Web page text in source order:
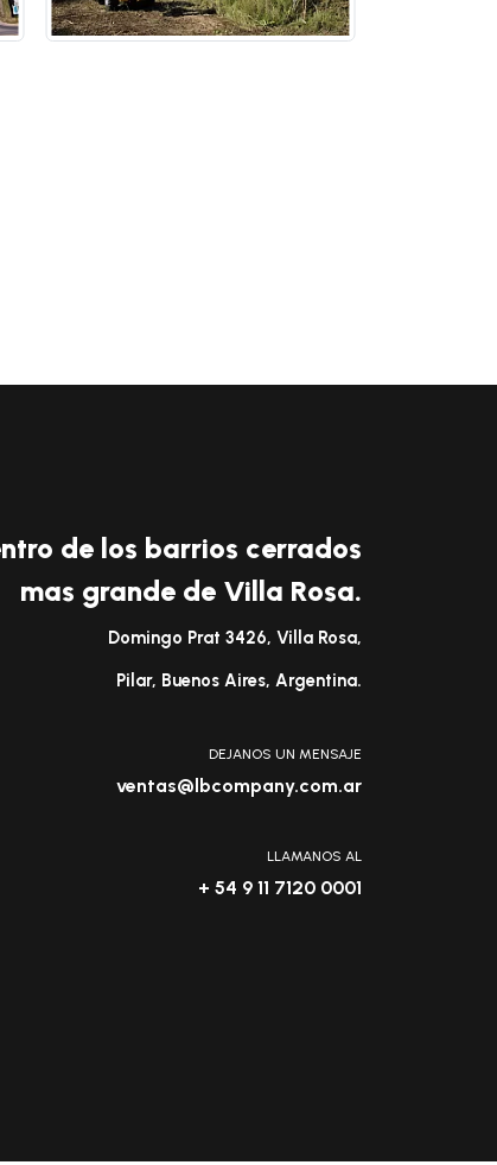
de los barrios cerrados
mas grande de Villa Rosa.
Domingo Prat 3426, Villa Rosa,
Pilar, Buenos Aires, Argentina.
DEJANOS UN MENSAJE
ventas@lbcompany.com.ar
LLAMANOS AL
+ 54 9 11 7120 0001